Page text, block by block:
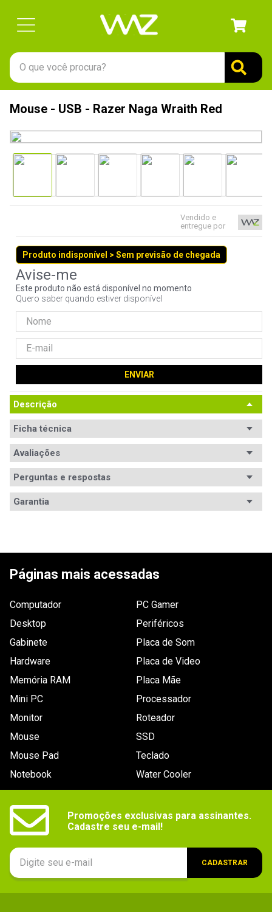
O que você procura?
Mouse - USB - Razer Naga Wraith Red
Vendido e
entregue por
Produto indisponível > Sem previsão de chegada
Este produto não está disponível no momento
Quero saber quando estiver disponível
ENVIAR
Descrição
Ficha técnica
Avaliações
Avaliações
ESCREVER AVALIAÇÃO
Perguntas e respostas
Garantia
Páginas mais acessadas
Computador
Desktop
Gabinete
Hardware
Memória RAM
Mini PC
Monitor
Mouse
Mouse Pad
Notebook
PC Gamer
Periféricos
Placa de Som
Placa de Video
Placa Mãe
Processador
Roteador
SSD
Teclado
Water Cooler
Promoções exclusivas para assinantes.
Cadastre seu e-mail!
CADASTRAR
1º
gabinete
3º
teclado
5º
openbox
7º
fractal
8º
controle
9º
ventoinha
hd